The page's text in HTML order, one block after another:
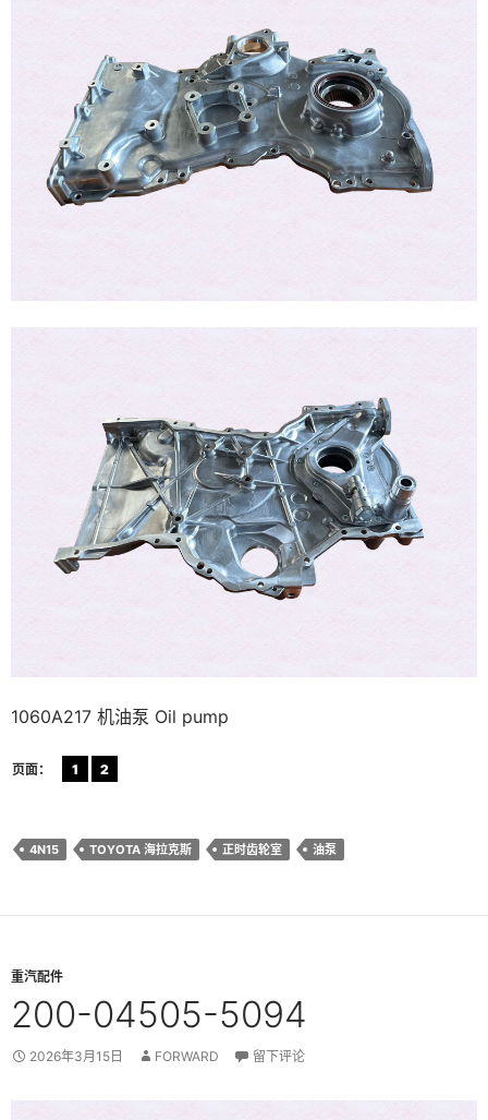
1060A217 机油泵 Oil pump
页面： 1 2
4N15 TOYOTA 海拉克斯 正时齿轮室 油泵
重汽配件
200-04505-5094
2026年3月15日 FORWARD 留下评论